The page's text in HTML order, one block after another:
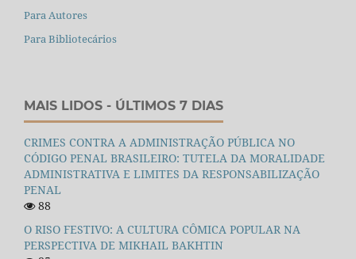
Para Autores
Para Bibliotecários
MAIS LIDOS - ÚLTIMOS 7 DIAS
CRIMES CONTRA A ADMINISTRAÇÃO PÚBLICA NO
CÓDIGO PENAL BRASILEIRO: TUTELA DA MORALIDADE
ADMINISTRATIVA E LIMITES DA RESPONSABILIZAÇÃO
PENAL
88
O RISO FESTIVO: A CULTURA CÔMICA POPULAR NA
PERSPECTIVA DE MIKHAIL BAKHTIN